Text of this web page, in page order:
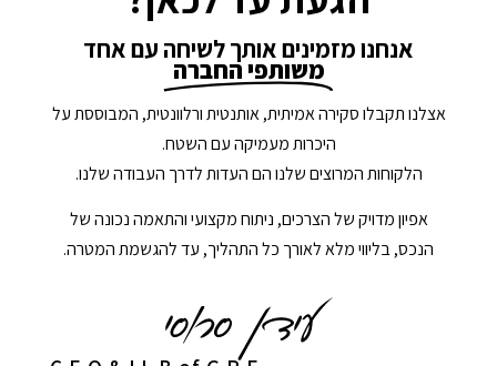
אנחנו מזמינים אותך לשיחה עם אחד
משותפי החברה
אצלנו תקבלו סקירה אמיתית, אותנטית ורלוונטית, המבוססת על
היכרות מעמיקה עם השטח.
הלקוחות המרוצים שלנו הם העדות לדרך העבודה שלנו.
אפיון מדויק של הצרכים, ניתוח מקצועי והתאמה נכונה של
הנכס, בליווי מלא לאורך כל התהליך, עד להגשמת המטרה.